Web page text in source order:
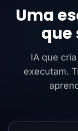
Uma
que
IA que
executam.